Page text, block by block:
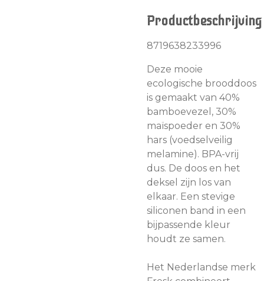
Productbeschrijving
8719638233996
Deze mooie
ecologische brooddoos
is gemaakt van 40%
bamboevezel, 30%
maïspoeder en 30%
hars (voedselveilig
melamine). BPA-vrij
dus. De doos en het
deksel zijn los van
elkaar. Een stevige
siliconen band in een
bijpassende kleur
houdt ze samen.
Het Nederlandse merk